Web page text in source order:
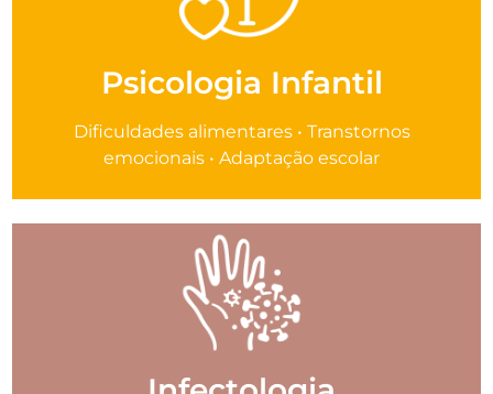
Psicologia Infantil
Dificuldades alimentares • Transtornos
emocionais • Adaptação escolar